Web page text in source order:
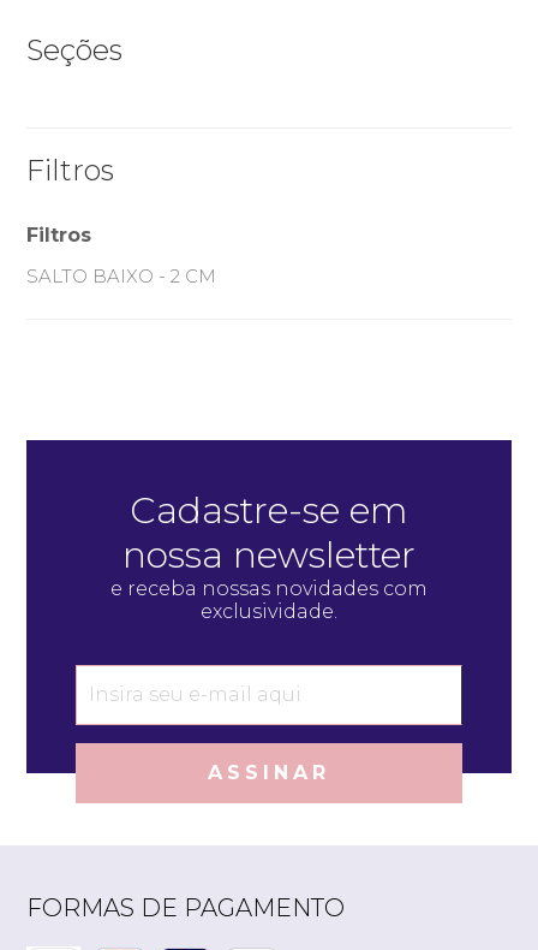
Quero me cadastrar
Seções
Filtros
Filtros
SALTO BAIXO - 2 CM
Cadastre-se em
nossa newsletter
e receba nossas novidades com
exclusividade.
ASSINAR
FORMAS DE PAGAMENTO